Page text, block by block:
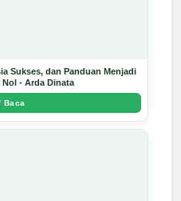
Sukses, dan Panduan Menjadi
- Arda Dinata
Baca